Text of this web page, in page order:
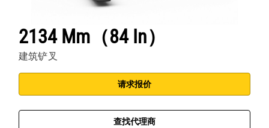
2134 Mm（84 In）
建筑铲叉
请求报价
查找代理商